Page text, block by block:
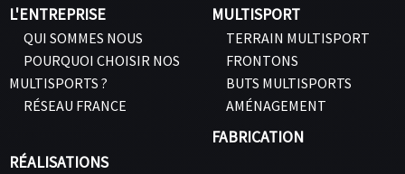
L'ENTREPRISE
QUI SOMMES NOUS
POURQUOI CHOISIR NOS
MULTISPORTS ?
RÉSEAU FRANCE
MULTISPORT
TERRAIN MULTISPORT
FRONTONS
BUTS MULTISPORTS
AMÉNAGEMENT
FABRICATION
RÉALISATIONS